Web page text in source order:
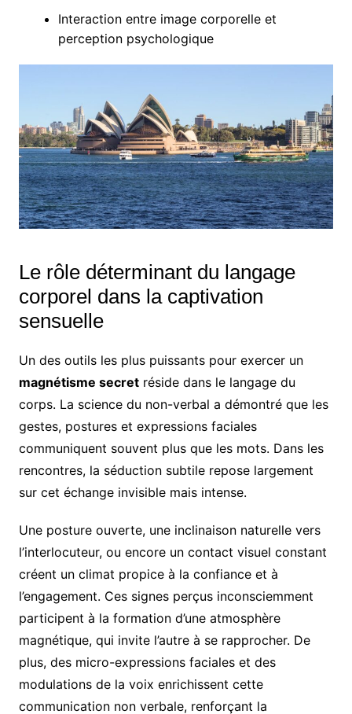
Interaction entre image corporelle et
perception psychologique
Le rôle déterminant du langage
corporel dans la captivation
sensuelle
Un des outils les plus puissants pour exercer un
magnétisme secretréside dans le langage du
corps. La science du non-verbal a démontré que les
gestes, postures et expressions faciales
communiquent souvent plus que les mots. Dans les
rencontres, la séduction subtile repose largement
sur cet échange invisible mais intense.
Une posture ouverte, une inclinaison naturelle vers
l’interlocuteur, ou encore un contact visuel constant
créent un climat propice à la confiance et à
l’engagement. Ces signes perçus inconsciemment
participent à la formation d’une atmosphère
magnétique, qui invite l’autre à se rapprocher. De
plus, des micro-expressions faciales et des
modulations de la voix enrichissent cette
communication non verbale, renforçant la